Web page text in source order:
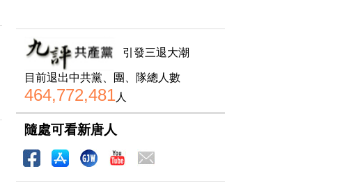
引發三退大潮
目前退出中共黨、團、隊總人數
464,772,481人
隨處可看新唐人